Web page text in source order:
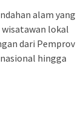
alam yang
lokal
dari Pemprov
hingga